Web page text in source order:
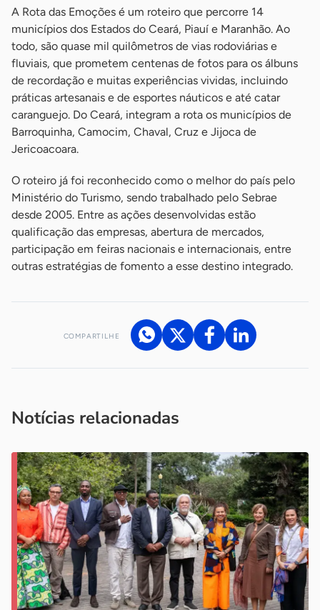
A Rota das Emoções é um roteiro que percorre 14
municípios dos Estados do Ceará, Piauí e Maranhão. Ao
todo, são quase mil quilômetros de vias rodoviárias e
fluviais, que prometem centenas de fotos para os álbuns
de recordação e muitas experiências vividas, incluindo
práticas artesanais e de esportes náuticos e até catar
caranguejo. Do Ceará, integram a rota os municípios de
Barroquinha, Camocim, Chaval, Cruz e Jijoca de
Jericoacoara.
O roteiro já foi reconhecido como o melhor do país pelo
Ministério do Turismo, sendo trabalhado pelo Sebrae
desde 2005. Entre as ações desenvolvidas estão
qualificação das empresas, abertura de mercados,
participação em feiras nacionais e internacionais, entre
outras estratégias de fomento a esse destino integrado.
COMPARTILHE
Notícias relacionadas